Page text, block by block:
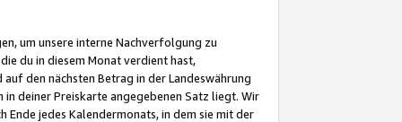
um unsere interne Nachverfolgung zu
du in diesem Monat verdient hast,
den nächsten Betrag in der Landeswährung
deiner Preiskarte angegebenen Satz liegt. Wir
jedes Kalendermonats, in dem sie mit der